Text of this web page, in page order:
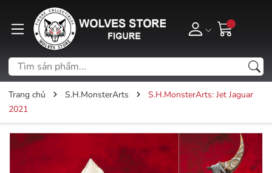
Trang chủ S.H.MonsterArts
S.H.MonsterArts: Jet Jaguar
2021